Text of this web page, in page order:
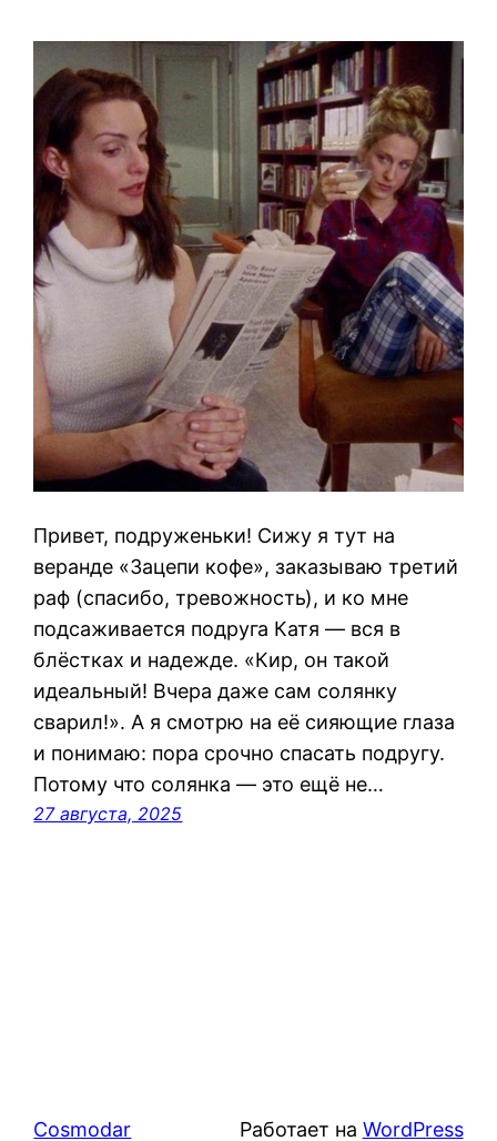
Привет, подруженьки! Сижу я тут на
веранде «Зацепи кофе», заказываю третий
раф (спасибо, тревожность), и ко мне
подсаживается подруга Катя — вся в
блёстках и надежде. «Кир, он такой
идеальный! Вчера даже сам солянку
сварил!». А я смотрю на её сияющие глаза
и понимаю: пора срочно спасать подругу.
Потому что солянка — это ещё не…
27 августа, 2025
Cosmodar Работает на WordPress